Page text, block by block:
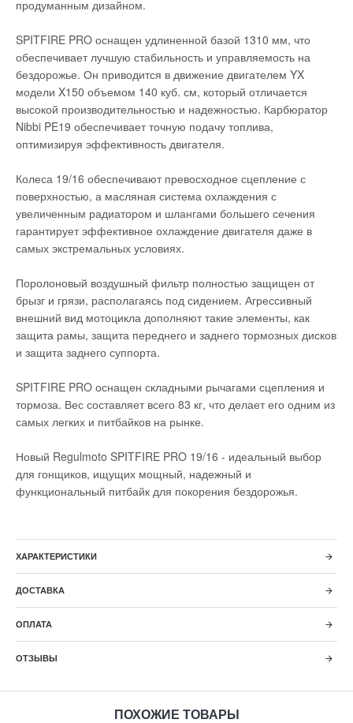
продуманным дизайном.
SPITFIRE PRO оснащен удлиненной базой 1310 мм, что
обеспечивает лучшую стабильность и управляемость на
бездорожье. Он приводится в движение двигателем YX
модели X150 объемом 140 куб. см, который отличается
высокой производительностью и надежностью. Карбюратор
Nibbi PE19 обеспечивает точную подачу топлива,
оптимизируя эффективность двигателя.
Колеса 19/16 обеспечивают превосходное сцепление с
поверхностью, а масляная система охлаждения с
увеличенным радиатором и шлангами большего сечения
гарантирует эффективное охлаждение двигателя даже в
самых экстремальных условиях.
Поролоновый воздушный фильтр полностью защищен от
брызг и грязи, располагаясь под сидением. Агрессивный
внешний вид мотоцикла дополняют такие элементы, как
защита рамы, защита переднего и заднего тормозных дисков
и защита заднего суппорта.
SPITFIRE PRO оснащен складными рычагами сцепления и
тормоза. Вес составляет всего 83 кг, что делает его одним из
самых легких и питбайков на рынке.
Новый Regulmoto SPITFIRE PRO 19/16 - идеальный выбор
для гонщиков, ищущих мощный, надежный и
функциональный питбайк для покорения бездорожья.
ХАРАКТЕРИСТИКИ
ДОСТАВКА
ОПЛАТА
ОТЗЫВЫ
ПОХОЖИЕ ТОВАРЫ